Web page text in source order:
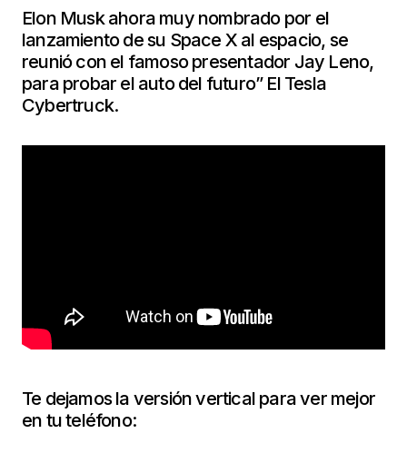
Elon Musk ahora muy nombrado por el
lanzamiento de su Space X al espacio, se
reunió con el famoso presentador Jay Leno,
para probar el auto del futuro” El Tesla
Cybertruck.
Te dejamos la versión vertical para ver mejor
en tu teléfono: